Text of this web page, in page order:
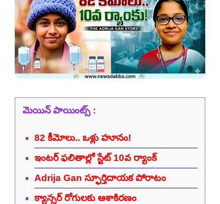
మెయిన్ పాయింట్స్ :
82 కీమోలు.. ఒళ్లు హూనం!
ఇంటర్‌ ఫలితాల్లో స్టేట్ 10వ ర్యాంక్
Adrija Gan స్ఫూర్తిదాయక పోరాటం
క్యాన్సర్ రోగులకు ఆశాకిరణం